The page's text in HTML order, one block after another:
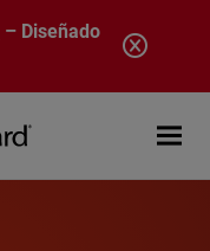
– Diseñado
Open